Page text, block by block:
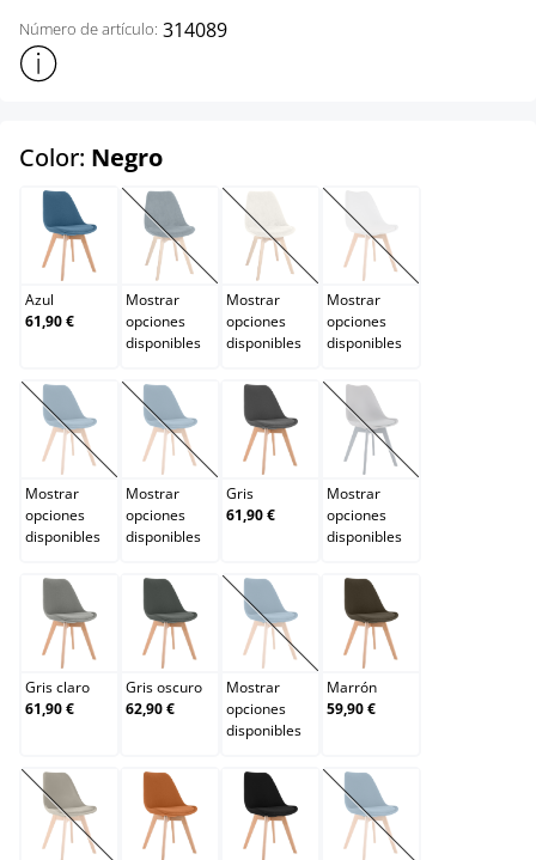
Número de artículo: 314089
Mostrar más información sobre el producto
Color: Negroselect
Azul
Azul
61,90 €
Azul oscuro
(Esta opción no está disponible en este momento.)
Mostrar
opciones
disponibles
Beige
(Esta opción no está disponible en
Mostrar
opciones
disponibles
Blanco
(Esta opción no está
Mostrar
opciones
disponibles
Blanco/blanco
(Esta opción no está disponible en este momento.)
Mostrar
opciones
disponibles
Burdeos
(Esta opción no está disponible en este momento.)
Mostrar
opciones
disponibles
Gris
Gris
61,90 €
Gris/gris
(Esta opción no está
Mostrar
opciones
disponibles
Gris claro
Gris claro
61,90 €
Gris oscuro
Gris oscuro
62,90 €
Lila
(Esta opción no está disponible en
Mostrar
opciones
disponibles
Marrón
Marrón
59,90 €
Marrón oscuro
(Esta opción no está disponible en este momento.)
Naranja Negro Negro/negro
(Esta opción no está